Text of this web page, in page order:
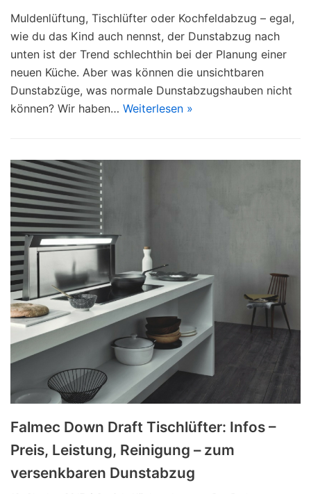
Muldenlüftung, Tischlüfter oder Kochfeldabzug – egal,
wie du das Kind auch nennst, der Dunstabzug nach
unten ist der Trend schlechthin bei der Planung einer
neuen Küche. Aber was können die unsichtbaren
Dunstabzüge, was normale Dunstabzugshauben nicht
können? Wir haben… Weiterlesen »
Falmec Down Draft Tischlüfter: Infos –
Preis, Leistung, Reinigung – zum
versenkbaren Dunstabzug